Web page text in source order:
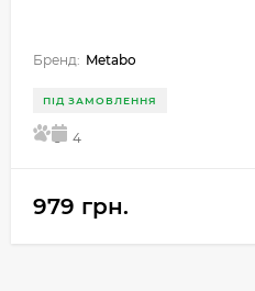
Бренд: Metabo
ПІД ЗАМОВЛЕННЯ
5 4
979 грн.